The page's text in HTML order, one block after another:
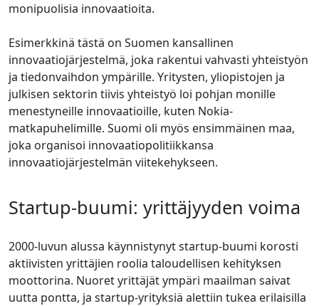
monipuolisia innovaatioita.
Esimerkkinä tästä on Suomen kansallinen
innovaatiojärjestelmä, joka rakentui vahvasti yhteistyön
ja tiedonvaihdon ympärille. Yritysten, yliopistojen ja
julkisen sektorin tiivis yhteistyö loi pohjan monille
menestyneille innovaatioille, kuten Nokia-
matkapuhelimille. Suomi oli myös ensimmäinen maa,
joka organisoi innovaatiopolitiikkansa
innovaatiojärjestelmän viitekehykseen.
Startup-buumi: yrittäjyyden voima
2000-luvun alussa käynnistynyt startup-buumi korosti
aktiivisten yrittäjien roolia taloudellisen kehityksen
moottorina. Nuoret yrittäjät ympäri maailman saivat
uutta pontta, ja startup-yrityksiä alettiin tukea erilaisilla